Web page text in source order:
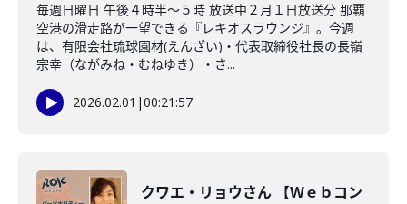
毎週日曜日 午後４時半～５時 放送中２月１日放送分 那覇
空港の滑走路が一望できる『レキオスラウンジ』。今週
は、有限会社琉球園材(えんざい)・代表取締役社長の長嶺
宗幸（ながみね・むねゆき）・さ...
2026.02.01 |00:21:57
クワエ・リョウさん 【Ｗｅｂコン